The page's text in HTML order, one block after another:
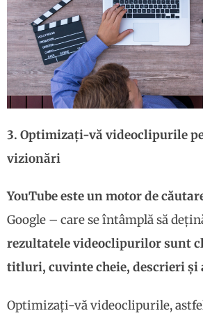
3. Optimizați-vă videoclipurile
vizionări
YouTube este un motor de
Google – care se întâmplă să
rezultatele videoclipurilor sunt
titluri, cuvinte cheie, descrieri
Optimizați-vă videoclipurile,